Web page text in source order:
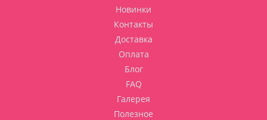
Новинки
Контакты
Доставка
Оплата
Блог
FAQ
Галерея
Полезное